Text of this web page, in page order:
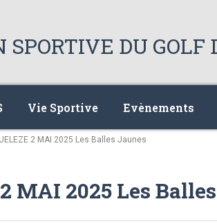
Vie Sportive Evènements
2 MAI 2025 Les Balles Jaunes
MAI 2025 Les